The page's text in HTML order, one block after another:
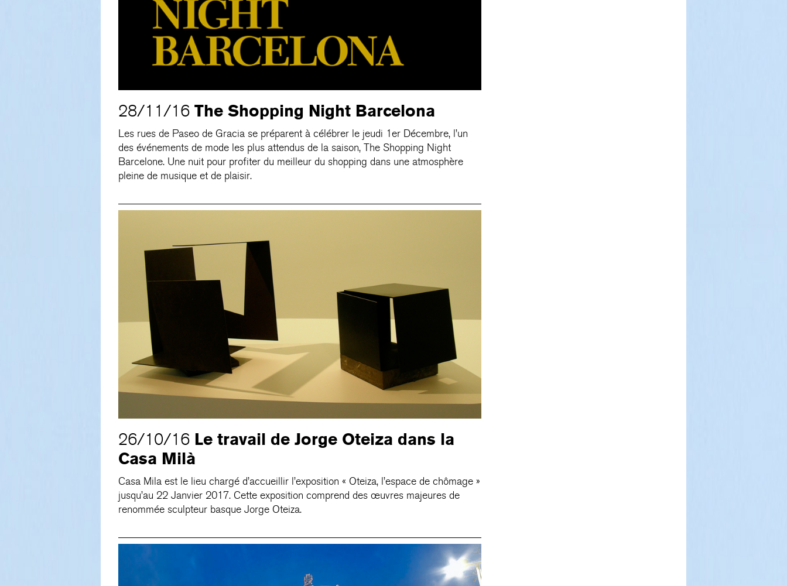
28/11/16 The Shopping Night Barcelona
Les rues de Paseo de Gracia se préparent à célébrer le jeudi 1er Décembre, l’un
des événements de mode les plus attendus de la saison, The Shopping Night
Barcelone. Une nuit pour profiter du meilleur du shopping dans une atmosphère
pleine de musique et de plaisir.
26/10/16 Le travail de Jorge Oteiza dans la
Casa Milà
Casa Mila est le lieu chargé d’accueillir l’exposition « Oteiza, l’espace de chômage »
jusqu’au 22 Janvier 2017. Cette exposition comprend des œuvres majeures de
renommée sculpteur basque Jorge Oteiza.